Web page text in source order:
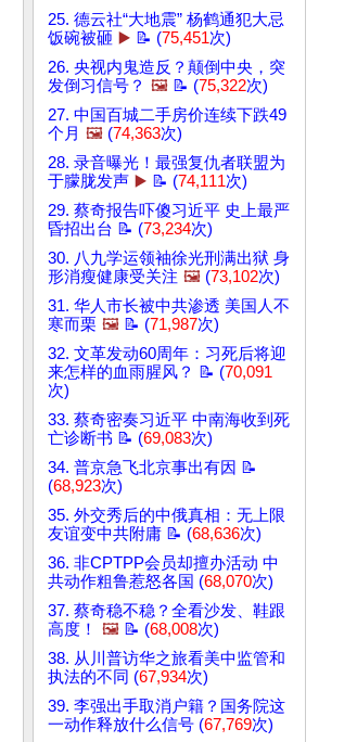
25. 德云社“大地震” 杨鹤通犯大忌
饭碗被砸 ▶️ 📝 (75,451次)
26. 央视内鬼造反？颠倒中央，突
发倒习信号？ 🖼️ 📝 (75,322次)
27. 中国百城二手房价连续下跌49
个月 🖼️ (74,363次)
28. 录音曝光！最强复仇者联盟为
于朦胧发声 ▶️ 📝 (74,111次)
29. 蔡奇报告吓傻习近平 史上最严
昏招出台 📝 (73,234次)
30. 八九学运领袖徐光刑满出狱 身
形消瘦健康受关注 🖼️ (73,102次)
31. 华人市长被中共渗透 美国人不
寒而栗 🖼️ 📝 (71,987次)
32. 文革发动60周年：习死后将迎
来怎样的血雨腥风？ 📝 (70,091
次)
33. 蔡奇密奏习近平 中南海收到死
亡诊断书 📝 (69,083次)
34. 普京急飞北京事出有因 📝
(68,923次)
35. 外交秀后的中俄真相：无上限
友谊变中共附庸 📝 (68,636次)
36. 非CPTPP会员却擅办活动 中
共动作粗鲁惹怒各国 (68,070次)
37. 蔡奇稳不稳？全看沙发、鞋跟
高度！
🖼️ 📝 (68,008次)
38. 从川普访华之旅看美中监管和
执法的不同 (67,934次)
39. 李强出手取消户籍？国务院这
一动作释放什么信号 (67,769次)